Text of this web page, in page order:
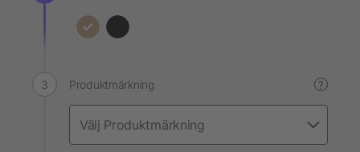
Produktmärkning ?